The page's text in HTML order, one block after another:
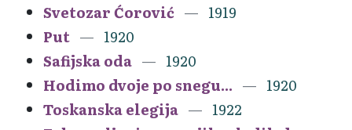
Svetozar Ćorović
1919
Put
1920
Safijska oda
1920
Hodimo dvoje po snegu...
1920
Toskanska elegija
1922